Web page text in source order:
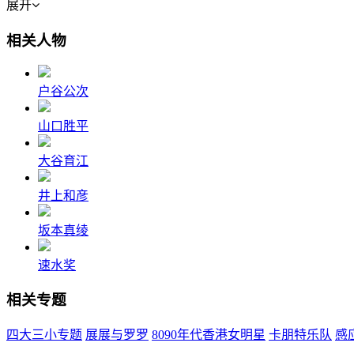
展开
相关人物
户谷公次
山口胜平
大谷育江
井上和彦
坂本真绫
速水奖
相关专题
四大三小专题 展展与罗罗 8090年代香港女明星 卡朋特乐队 感